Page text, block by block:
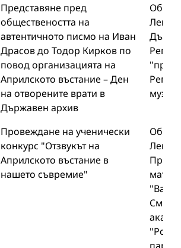
Представяне пред
обществеността на
автентичното писмо на Иван
Драсов до Тодор Кирков по
повод организацията на
Априлското въстание – Ден
на отворените врати в
Държавен архив
музей
Провеждане на ученически
конкурс "Отзвукът на
Априлското въстание в
нашето съвремие"